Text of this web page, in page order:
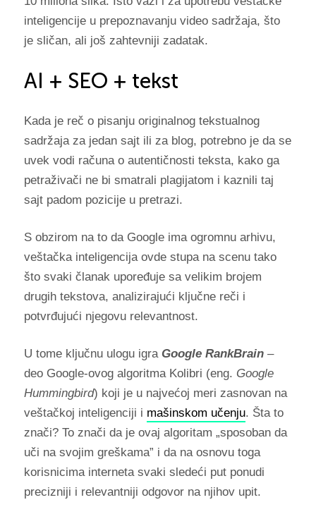
inteligencije u prepoznavanju video sadržaja, što
je sličan, ali još zahtevniji zadatak.
AI + SEO + tekst
Kada je reč o pisanju originalnog tekstualnog
sadržaja za jedan sajt ili za blog, potrebno je da se
uvek vodi računa o autentičnosti teksta, kako ga
petraživači ne bi smatrali plagijatom i kaznili taj
sajt padom pozicije u pretrazi.
S obzirom na to da Google ima ogromnu arhivu,
veštačka inteligencija ovde stupa na scenu tako
što svaki članak upoređuje sa velikim brojem
drugih tekstova, analizirajući ključne reči i
potvrđujući njegovu relevantnost.
U tome ključnu ulogu igra Google RankBrain–
deo Google-ovog algoritma Kolibri (eng. Google
Hummingbird) koji je u najvećoj meri zasnovan na
veštačkoj inteligenciji i mašinskom učenju. Šta to
znači? To znači da je ovaj algoritam „sposoban da
uči na svojim greškama” i da na osnovu toga
korisnicima interneta svaki sledeći put ponudi
precizniji i relevantniji odgovor na njihov upit.